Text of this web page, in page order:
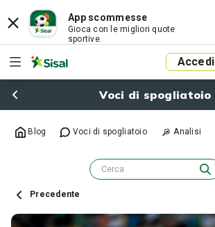
App scommesse
Gioca con le migliori quote
sportive.
Accedi
Voci di spogliatoio
Blog Voci di spogliatoio Analisi
Precedente